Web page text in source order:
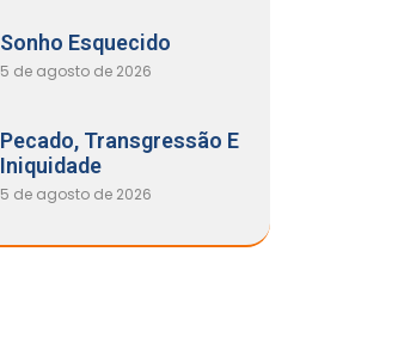
Sonho Esquecido
5 de agosto de 2026
Pecado, Transgressão E
Iniquidade
5 de agosto de 2026